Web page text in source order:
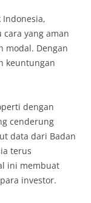
Indonesia,
yang aman
modal. Dengan
keuntungan
dengan
cenderung
data dari Badan
terus
ini membuat
investor.